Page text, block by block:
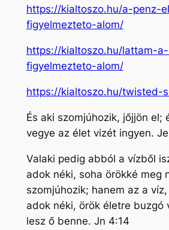
https://kialtoszo.hu/a-penz-
figyelmezteto-alom/
https://kialtoszo.hu/lattam-
figyelmezteto-alom/
https://kialtoszo.hu/twisted-
És aki szomjúhozik, jőjjön el;
vegye az élet vizét ingyen.
Valaki pedig abból a vízből
adok néki, soha örökké meg
szomjúhozik; hanem az a
adok néki, örök életre buzgó
lesz ő benne. Jn 4:14